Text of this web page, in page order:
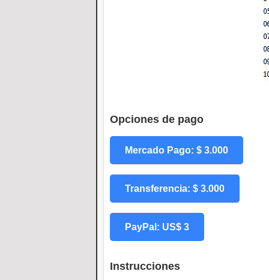
Opciones de pago
Mercado Pago: $ 3.000
Transferencia: $ 3.000
PayPal: US$ 3
Instrucciones